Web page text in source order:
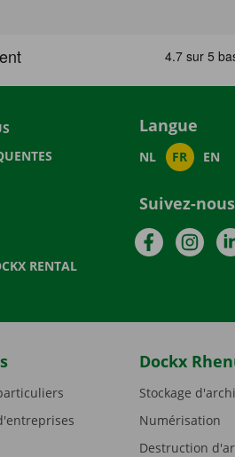
RENTAL
Langue
NL FR EN
Suivez-nous
Facebook
Dockx
Stockage
Numérisation
Destruction